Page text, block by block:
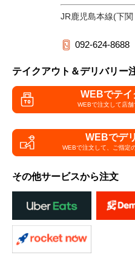
JR鹿児島本線(下
092-624-8688
テイクアウト＆デリバリー
WEBでテイ
WEBで注文して店
WEBでデ
WEBで注文して、 ご指定
その他サービスから注文